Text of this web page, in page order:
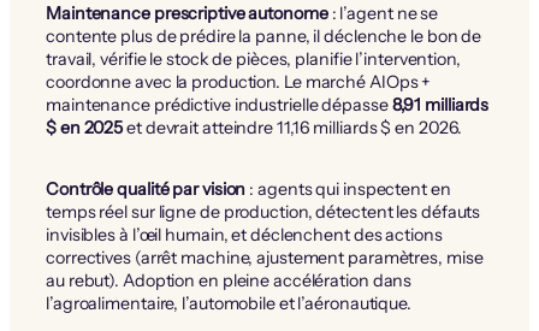
Maintenance prescriptive autonome: l’agent ne se
contente plus de prédire la panne, il déclenche le bon de
travail, vérifie le stock de pièces, planifie l’intervention,
coordonne avec la production. Le marché AIOps +
maintenance prédictive industrielle dépasse8,91 milliards
$ en 2025et devrait atteindre 11,16 milliards $ en 2026.
Contrôle qualité par vision : agents qui inspectent en
temps réel sur ligne de production, détectent les défauts
invisibles à l’œil humain, et déclenchent des actions
correctives (arrêt machine, ajustement paramètres, mise
au rebut). Adoption en pleine accélération dans
l’agroalimentaire, l’automobile et l’aéronautique.